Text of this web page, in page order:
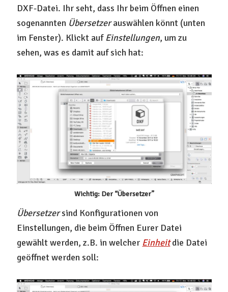
DXF-Datei. Ihr seht, dass Ihr beim Öffnen einen
sogenannten Übersetzerauswählen könnt (unten
im Fenster). Klickt auf Einstellungen, um zu
sehen, was es damit auf sich hat:
Wichtig: Der “Übersetzer”
Übersetzersind Konfigurationen von
Einstellungen, die beim Öffnen Eurer Datei
gewählt werden, z.B. in welcher Einheitdie Datei
geöffnet werden soll: